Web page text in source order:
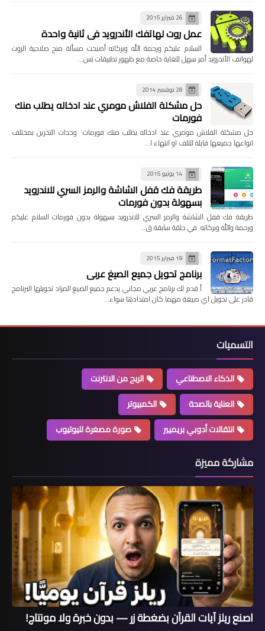
26 فبراير 2015
عمل روت لهاتفك الأندرويد في ثانية واحدة
السلام عليكم ورحمة الله وبركاته أصبحت مسألة منح صلاحية الروت
لهواتف الأندرويد أمر سهل للغاية خاصة مع ظهور تطبيقات تس…
28 نوفمبر 2014
حل مشكلة الفلاش مومري عند ادخاله يطلب منك
فورمات
حل مشكلة الفلاش مومري عند ادخاله يطلب منك فورمات وحدات التخزين بمختلف
انواعها جميعها قابلة للتلف او انتهاء ا…
14 يونيو 2015
طريقة فك قفل الشاشة والرمز السري للاندرويد
بسهولة بدون فورمات
طريقة فك قفل الشاشة والرمز السري للاندرويد بسهولة بدون فورمات السلام عليكم
ورحمة والله وبركاته في حلقة سابقة ق…
19 فبراير 2015
برنامج تحويل جميع الصيغ عربي
أ قدم لك برنامج عربي مجاني يدعم جميع الصيغ المراد تحويلها البرنامج
قادر على تحويل اي صيغة مهما كان امتدادها سواء…
التسميات
الذكاء الاصطناعي
الربح من الانترنت
العناية بالصحة
الكمبيوتر
انتقالات أدوبي بريميير
صورة مصغرة لليوتيوب
مشاركة مميزة
اصنع ريلز آيات القرآن بضغطة زر — بدون خبرة ولا مونتاج!